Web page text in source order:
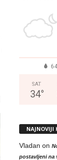
SAT
34°
NAJNOVIJI
Vladan on
postavljeni na